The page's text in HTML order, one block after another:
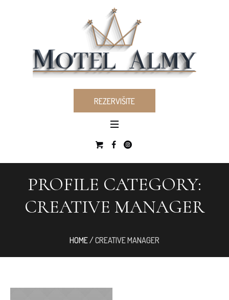
REZERVIŠITE
PROFILE CATEGORY:
CREATIVE MANAGER
HOME/CREATIVE MANAGER